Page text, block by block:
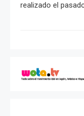
realizado el